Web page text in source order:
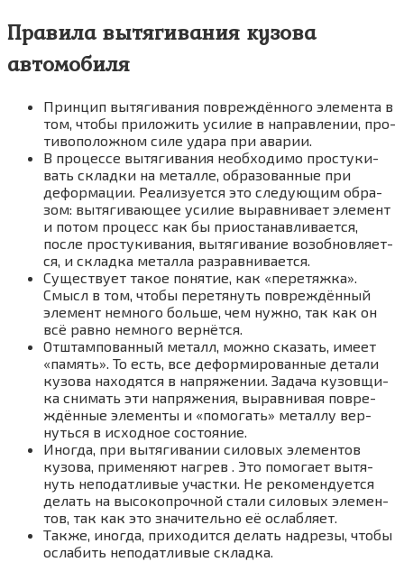
Правила вытягивания кузова
автомобиля
Прин­цип вытя­ги­ва­ния повре­ждён­но­го эле­мен­та в
том, что­бы при­ло­жить уси­лие в направ­ле­нии, про­
ти­во­по­лож­ном силе уда­ра при аварии.
В про­цес­се вытя­ги­ва­ния необ­хо­ди­мо про­сту­ки­
вать склад­ки на метал­ле, обра­зо­ван­ные при
дефор­ма­ции. Реа­ли­зу­ет­ся это сле­ду­ю­щим обра­
зом: вытя­ги­ва­ю­щее уси­лие вырав­ни­ва­ет эле­мент
и потом про­цесс как бы при­оста­нав­ли­ва­ет­ся,
после про­сту­ки­ва­ния, вытя­ги­ва­ние воз­об­нов­ля­ет­
ся, и склад­ка метал­ла разравнивается.
Суще­ству­ет такое поня­тие, как «пере­тяж­ка».
Смысл в том, что­бы пере­тя­нуть повре­ждён­ный
эле­мент немно­го боль­ше, чем нуж­но, так как он
всё рав­но немно­го вернётся.
Отштам­по­ван­ный металл, мож­но ска­зать, име­ет
«память». То есть, все дефор­ми­ро­ван­ные дета­ли
кузо­ва нахо­дят­ся в напря­же­нии. Зада­ча кузов­щи­
ка сни­мать эти напря­же­ния, вырав­ни­вая повре­
ждён­ные эле­мен­ты и «помо­гать» метал­лу вер­
нуть­ся в исход­ное состояние.
Ино­гда, при вытя­ги­ва­нии сило­вых эле­мен­тов
кузо­ва, при­ме­ня­ют нагрев . Это помо­га­ет вытя­
нуть непо­дат­ли­вые участ­ки. Не реко­мен­ду­ет­ся
делать на высо­ко­проч­ной ста­ли сило­вых эле­мен­
тов, так как это зна­чи­тель­но её ослабляет.
Так­же, ино­гда, при­хо­дит­ся делать над­ре­зы, что­бы
осла­бить непо­дат­ли­вые складка.